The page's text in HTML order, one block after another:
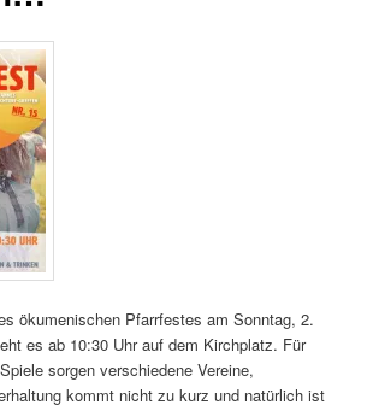
ökumenischen Pfarrfestes am Sonntag, 2.
es ab 10:30 Uhr auf dem Kirchplatz. Für
sorgen verschiedene Vereine,
kommt nicht zu kurz und natürlich ist